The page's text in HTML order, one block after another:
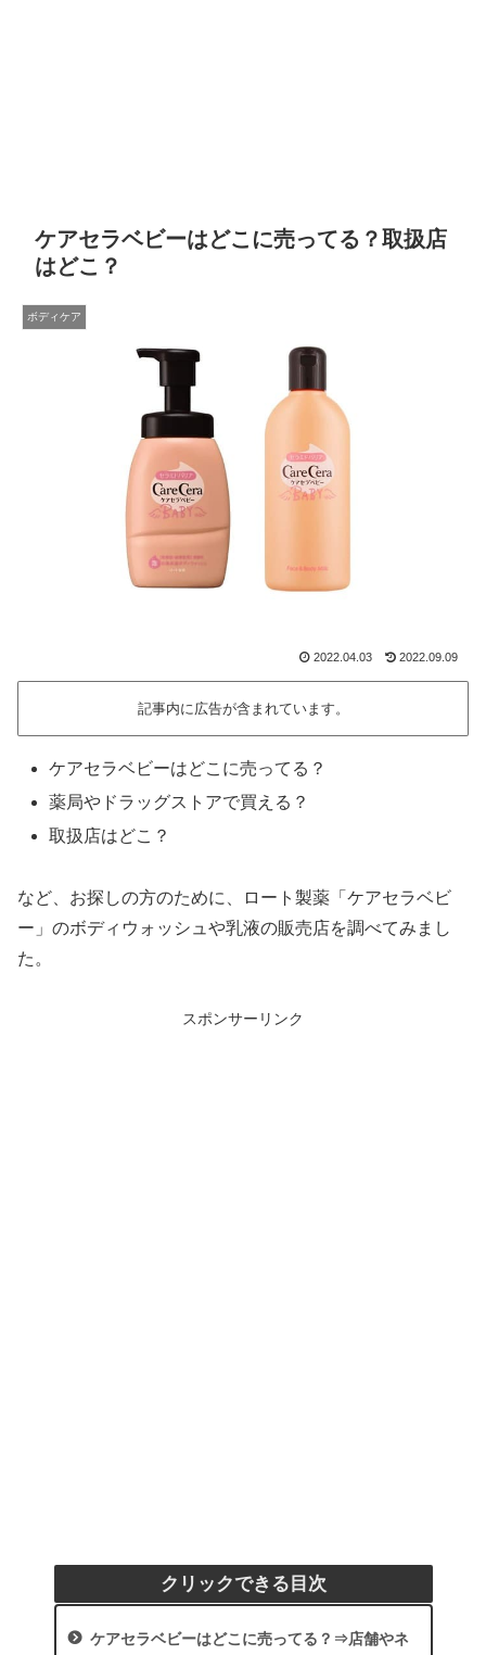
ケアセラベビーはどこに売ってる？取扱店
はどこ？
ボディケア
2022.04.03 2022.09.09
記事内に広告が含まれています。
ケアセラベビーはどこに売ってる？
薬局やドラッグストアで買える？
取扱店はどこ？
など、お探しの方のために、ロート製薬「ケアセラベビ
ー」のボディウォッシュや乳液の販売店を調べてみまし
た。
スポンサーリンク
クリックできる目次
ケアセラベビーはどこに売ってる？⇒店舗やネ